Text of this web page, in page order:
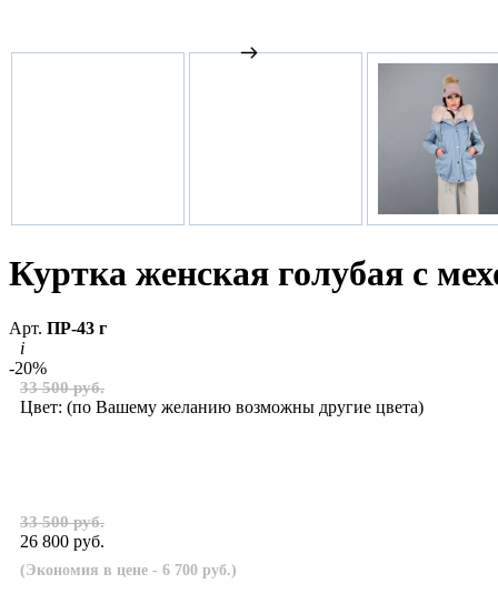
Куртка женская голубая с
Арт. ПР-43 г
i
-20%
33 500 руб.
Цвет: (по Вашему желанию возможны другие цвета)
33 500 руб.
26 800 руб.
(Экономия в цене - 6 700 руб.)